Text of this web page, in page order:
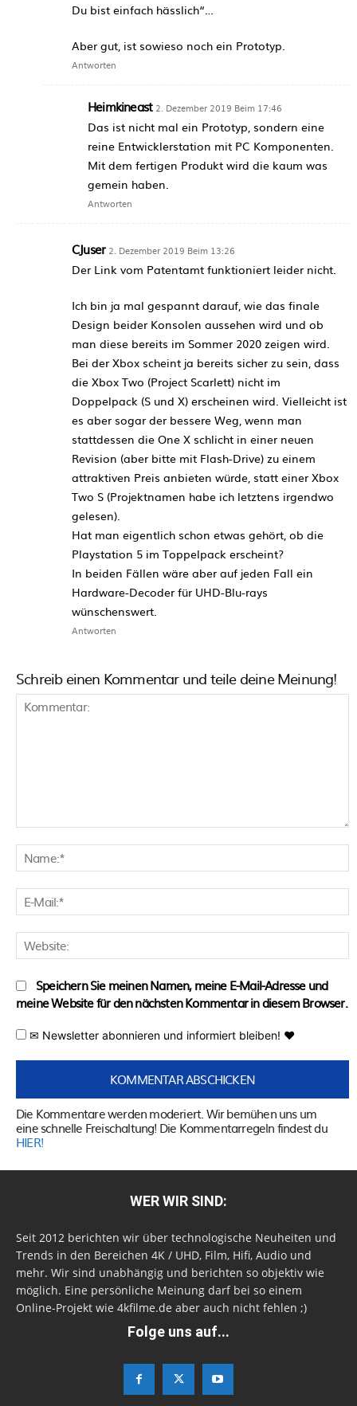
Du bist einfach hässlich“…
Aber gut, ist sowieso noch ein Prototyp.
Antworten
Heimkineast 2. Dezember 2019 Beim 17:46
Das ist nicht mal ein Prototyp, sondern eine
reine Entwicklerstation mit PC Komponenten.
Mit dem fertigen Produkt wird die kaum was
gemein haben.
Antworten
CJuser 2. Dezember 2019 Beim 13:26
Der Link vom Patentamt funktioniert leider nicht.
Ich bin ja mal gespannt darauf, wie das finale
Design beider Konsolen aussehen wird und ob
man diese bereits im Sommer 2020 zeigen wird.
Bei der Xbox scheint ja bereits sicher zu sein, dass
die Xbox Two (Project Scarlett) nicht im
Doppelpack (S und X) erscheinen wird. Vielleicht ist
es aber sogar der bessere Weg, wenn man
stattdessen die One X schlicht in einer neuen
Revision (aber bitte mit Flash-Drive) zu einem
attraktiven Preis anbieten würde, statt einer Xbox
Two S (Projektnamen habe ich letztens irgendwo
gelesen).
Hat man eigentlich schon etwas gehört, ob die
Playstation 5 im Toppelpack erscheint?
In beiden Fällen wäre aber auf jeden Fall ein
Hardware-Decoder für UHD-Blu-rays
wünschenswert.
Antworten
Schreib einen Kommentar und teile deine Meinung!
Speichern Sie meinen Namen, meine E-Mail-Adresse und
meine Website für den nächsten Kommentar in diesem Browser.
✉ Newsletter abonnieren und informiert bleiben! ♥
Die Kommentare werden moderiert. Wir bemühen uns um
eine schnelle Freischaltung! Die Kommentarregeln findest du
HIER!
WER WIR SIND:
Seit 2012 berichten wir über technologische Neuheiten und
Trends in den Bereichen 4K / UHD, Film, Hifi, Audio und
mehr. Wir sind unabhängig und berichten so objektiv wie
möglich. Eine persönliche Meinung darf bei so einem
Online-Projekt wie 4kfilme.de aber auch nicht fehlen ;)
Folge uns auf...